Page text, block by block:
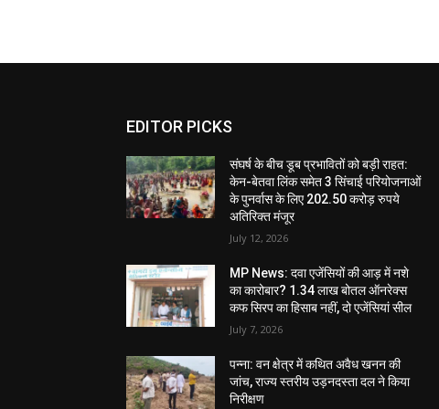
EDITOR PICKS
संघर्ष के बीच डूब प्रभावितों को बड़ी राहत:
केन-बेतवा लिंक समेत 3 सिंचाई परियोजनाओं
के पुनर्वास के लिए 202.50 करोड़ रुपये
अतिरिक्त मंजूर
July 12, 2026
MP News: दवा एजेंसियों की आड़ में नशे
का कारोबार? 1.34 लाख बोतल ऑनरेक्स
कफ सिरप का हिसाब नहीं, दो एजेंसियां सील
July 7, 2026
पन्ना: वन क्षेत्र में कथित अवैध खनन की
जांच, राज्य स्तरीय उड़नदस्ता दल ने किया
निरीक्षण